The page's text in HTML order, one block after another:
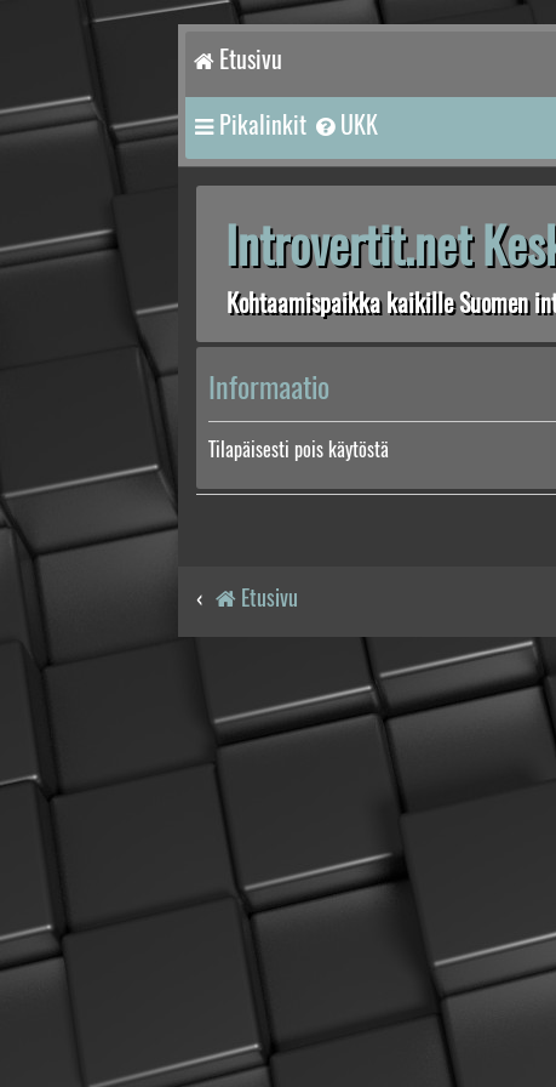
Etusivu
Pikalinkit UKK
Introvertit.net
Kohtaamispaikka kaikille Suomen
Informaatio
Tilapäisesti pois käytöstä
Etusivu